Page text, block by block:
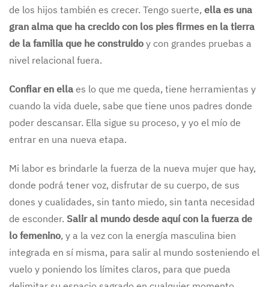
de los hijos también es crecer. Tengo suerte, ella es una
gran alma que ha crecido con los pies firmes en la tierra
de la familia que he construido y con grandes pruebas a
nivel relacional fuera.
Confiar en ella es lo que me queda, tiene herramientas y
cuando la vida duele, sabe que tiene unos padres donde
poder descansar. Ella sigue su proceso, y yo el mío de
entrar en una nueva etapa.
Mi labor es brindarle la fuerza de la nueva mujer que hay,
donde podrá tener voz, disfrutar de su cuerpo, de sus
dones y cualidades, sin tanto miedo, sin tanta necesidad
de esconder. Salir al mundo desde aquí con la fuerza de
lo femenino, y a la vez con la energía masculina bien
integrada en sí misma, para salir al mundo sosteniendo el
vuelo y poniendo los límites claros, para que pueda